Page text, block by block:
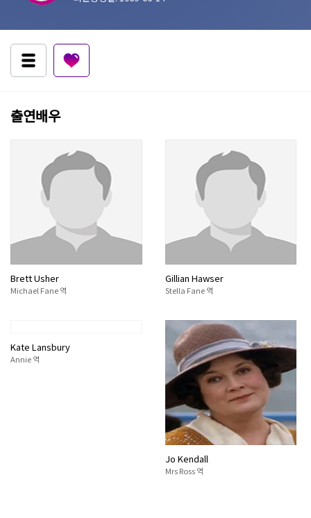
출연배우
Brett Usher
Michael Fane 역
Gillian Hawser
Stella Fane 역
Jo Kendall
Mrs Ross 역